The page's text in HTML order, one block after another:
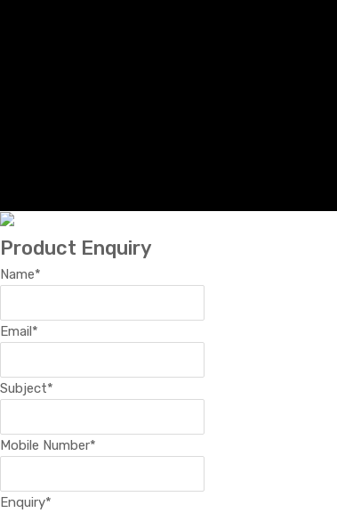
Product Enquiry
Name*
Email*
Subject*
Mobile Number*
Enquiry*